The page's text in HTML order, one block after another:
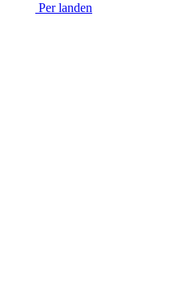
Per landen